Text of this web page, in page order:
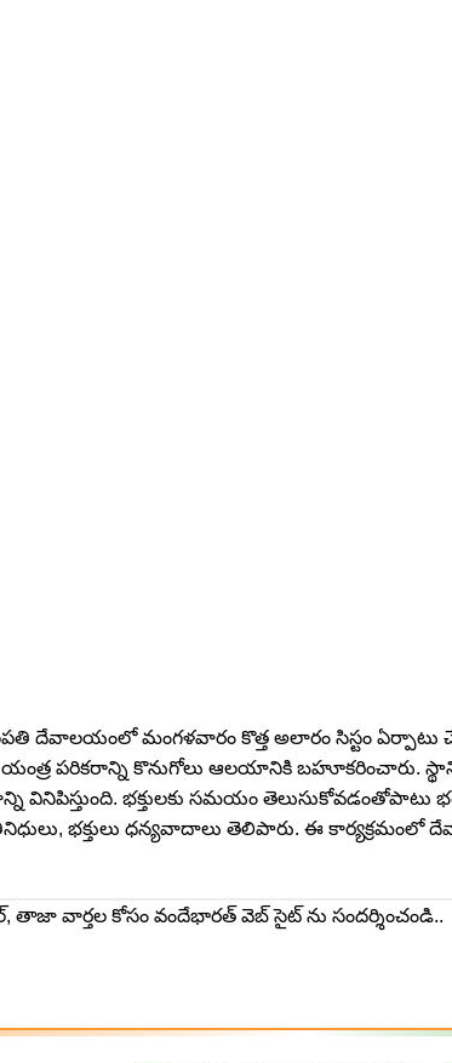
దేవాలయంలో మంగళవారం కొత్త అలారం సిస్టం
యంత్ర పరికరాన్ని కొనుగోలు ఆలయానికి బహూకరించారు.
వినిపిస్తుంది. భక్తులకు సమయం
భక్తులు ధన్యవాదాలు తెలిపారు. ఈ కార్యక్రమంలో
తాజా వార్తల కోసం వందేభారత్ వెబ్ సైట్ ను సందర్శించండి..